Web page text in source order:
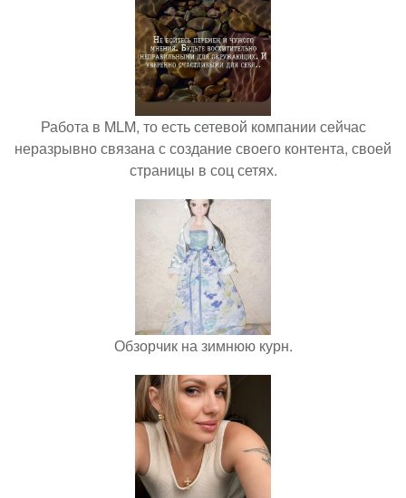
Работа в MLM, то есть сетевой компании сейчас
неразрывно связана с создание своего контента, своей
страницы в соц сетях.
Обзорчик на зимнюю курн.